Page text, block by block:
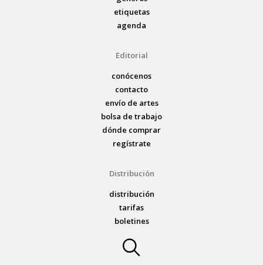
etiquetas
agenda
Editorial
conócenos
contacto
envío de artes
bolsa de trabajo
dónde comprar
regístrate
Distribución
distribución
tarifas
boletines
Norma Editorial